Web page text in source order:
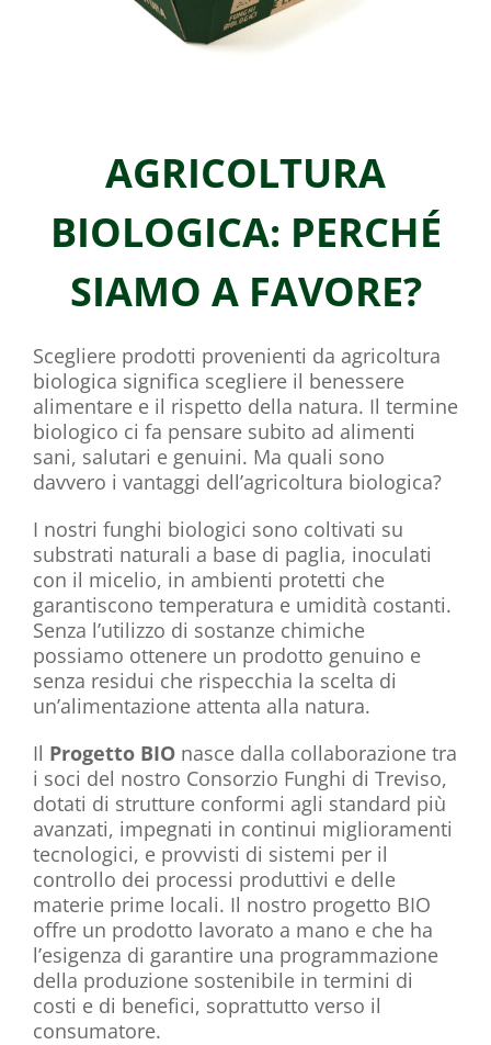
AGRICOLTURA
BIOLOGICA: PERCHÉ
SIAMO A FAVORE?
Scegliere prodotti provenienti da agricoltura
biologica significa scegliere il benessere
alimentare e il rispetto della natura. Il termine
biologico ci fa pensare subito ad alimenti
sani, salutari e genuini. Ma quali sono
davvero i vantaggi dell’agricoltura biologica?
I nostri funghi biologici sono coltivati su
substrati naturali a base di paglia, inoculati
con il micelio, in ambienti protetti che
garantiscono temperatura e umidità costanti.
Senza l’utilizzo di sostanze chimiche
possiamo ottenere un prodotto genuino e
senza residui che rispecchia la scelta di
un’alimentazione attenta alla natura.
Il Progetto BIO nasce dalla collaborazione tra
i soci del nostro Consorzio Funghi di Treviso,
dotati di strutture conformi agli standard più
avanzati, impegnati in continui miglioramenti
tecnologici, e provvisti di sistemi per il
controllo dei processi produttivi e delle
materie prime locali. Il nostro progetto BIO
offre un prodotto lavorato a mano e che ha
l’esigenza di garantire una programmazione
della produzione sostenibile in termini di
costi e di benefici, soprattutto verso il
consumatore.